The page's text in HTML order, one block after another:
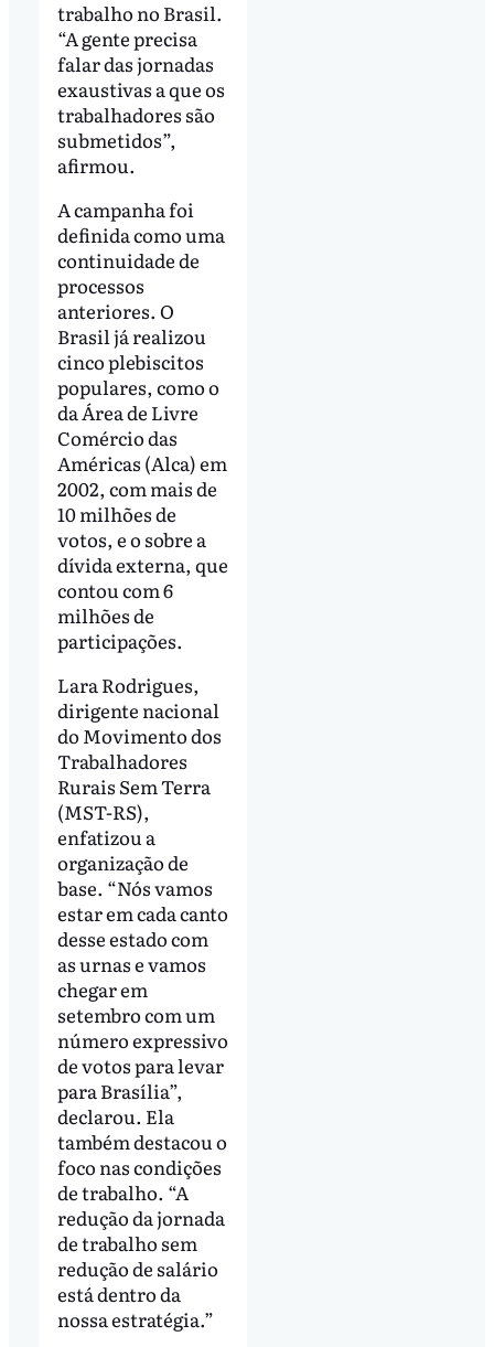
trabalho no Brasil.
“A gente precisa
falar das jornadas
exaustivas a que os
trabalhadores são
submetidos”,
afirmou.
A campanha foi
definida como uma
continuidade de
processos
anteriores. O
Brasil já realizou
cinco plebiscitos
populares, como o
da Área de Livre
Comércio das
Américas (Alca) em
2002, com mais de
10 milhões de
votos, e o sobre a
dívida externa, que
contou com 6
milhões de
participações.
Lara Rodrigues,
dirigente nacional
do Movimento dos
Trabalhadores
Rurais Sem Terra
(MST-RS),
enfatizou a
organização de
base. “Nós vamos
estar em cada canto
desse estado com
as urnas e vamos
chegar em
setembro com um
número expressivo
de votos para levar
para Brasília”,
declarou. Ela
também destacou o
foco nas condições
de trabalho. “A
redução da jornada
de trabalho sem
redução de salário
está dentro da
nossa estratégia.”